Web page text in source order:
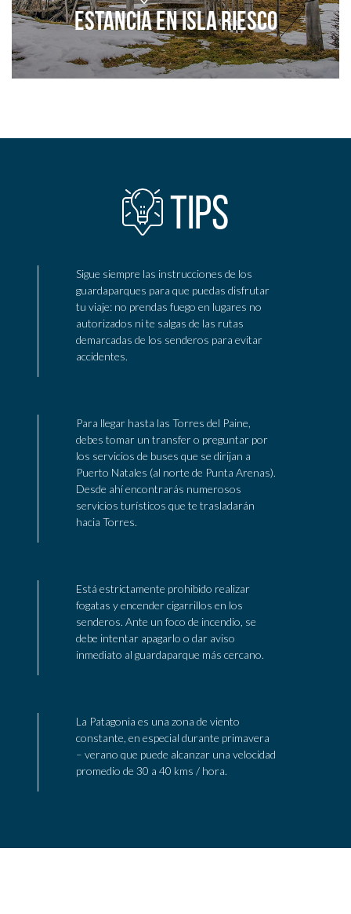
Estancia en Isla Riesco
TIPS
Sigue siempre las instrucciones de los
guardaparques para que puedas disfrutar
tu viaje: no prendas fuego en lugares no
autorizados ni te salgas de las rutas
demarcadas de los senderos para evitar
accidentes.
Para llegar hasta las Torres del Paine,
debes tomar un transfer o preguntar por
los servicios de buses que se dirijan a
Puerto Natales (al norte de Punta Arenas).
Desde ahí encontrarás numerosos
servicios turísticos que te trasladarán
hacia Torres.
Está estrictamente prohibido realizar
fogatas y encender cigarrillos en los
senderos. Ante un foco de incendio, se
debe intentar apagarlo o dar aviso
inmediato al guardaparque más cercano.
La Patagonia es una zona de viento
constante, en especial durante primavera
– verano que puede alcanzar una velocidad
promedio de 30 a 40 kms / hora.